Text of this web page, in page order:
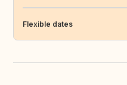
Flexible dates